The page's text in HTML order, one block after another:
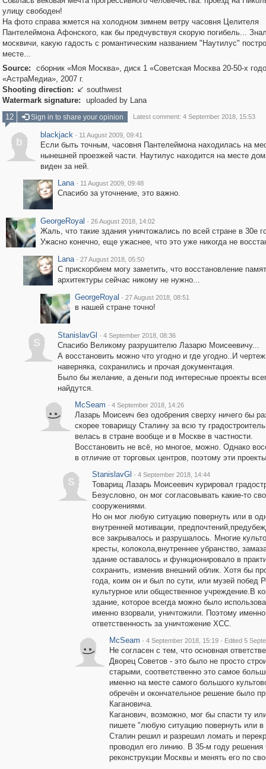
улицу свободен!
На фото справа жмется на холодном зимнем ветру часовня Целителя
Пантелеймона Афонского, как бы предчувствуя скорую погибель...
москвичи, какую гадость с романтическим названием "Наутилус"
месте...
Source:
сборник «Моя Москва», диск 1 «Советская Москва 20-50-х
«АстраМедиа», 2007 г.
Shooting direction:  southwest
Watermark signature:
uploaded by Lana
12
Sign in to share your opinion Latest comment: 4 September 2018, 15:53
b
blackjack · 11 August 2009, 09:41
Если быть точным, часовня Пантелеймона находилась на
нынешней проезжей части. Наутилус находится на месте
виден за ней.
Lana · 11 August 2009, 09:48
Cпасибо за уточнение, это важно.
GeorgeRoyal · 26 August 2018, 14:02
Жаль, что такие здания уничтожались по всей стране в 30е
Ужасно конечно, еще ужаснее, что это уже никогда не
Lana · 27 August 2018, 05:50
С прискорбием могу заметить, что восстановление
архитектуры сейчас никому не нужно...
GeorgeRoyal · 27 August 2018, 08:51
в нашей стране точно!
S
StanislavGl · 4 September 2018, 08:36
Спасибо Великому разрушителю Лазарю Моисеевичу...
А восстановить можно что угодно и где угодно..И
наверняка, сохранились и прочая документация.
Было бы желание, а деньги под интересные проекты
найдутся.
McSeam · 4 September 2018, 14:26
Лазарь Моисеич без одобрения сверху ничего бы
скорее товарищу Сталину за всю ту
велась в стране вообще и в Москве в частности.
Восстановить не всё, но многое, можно. Однако
в отличие от торговых центров, поэтому эти
S
StanislavGl · 4 September 2018, 14:44
Товарищ Лазарь Моисеевич курировал
Безусловно, он мог согласовывать какие-то
сооружениями.
Но он мог любую ситуацию повернуть или в
внутренней мотивации,
все закрывалось и разрушалось. Многие
кресты, колокола,внутреннее убранство,
здание оставалось и функционировало в
сохранить, изменив внешний облик. Хотя бы
года, коим он и был по сути, или музей побед
культурное или общественное учреждение.В
здание, которое всегда можно было
именно взорвали, уничтожили. Поэтому
ответственность за уничтожение ХСС.
McSeam · 4 September 2018, 15:19 · Edited 5
Не согласен с тем, что основная
Дворец Советов - это было не просто
старыми, соответственно это самое
именно на месте самого большого
обречён и окончательное решение было
Кагановича.
Каганович, возможно, мог бы спасти ту
пишете "любую ситуацию повернуть или
Сталин решил и разрешил ломать и
проводил его линию. В 35-м году
реконструкции Москвы и менять его по